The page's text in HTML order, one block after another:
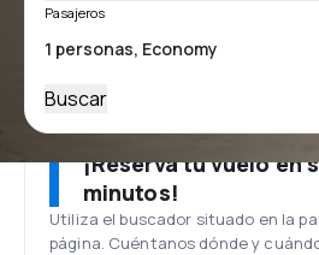
Pasajeros
Buscar
¡Reserva tu vuelo en
minutos!
Utiliza el buscador situado en la
página. Cuéntanos dónde y